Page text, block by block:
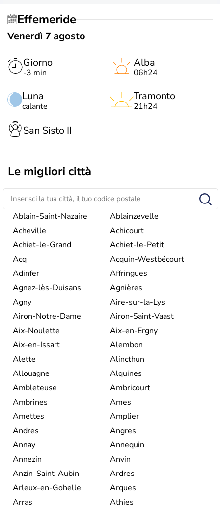
Effemeride
Venerdì 7 agosto
Giorno
-3 min
Luna
calante
Alba
06h24
Tramonto
21h24
San Sisto II
Le migliori città
Ablain-Saint-Nazaire
Ablainzevelle
Acheville
Achicourt
Achiet-le-Grand
Achiet-le-Petit
Acq
Acquin-Westbécourt
Adinfer
Affringues
Agnez-lès-Duisans
Agnières
Agny
Aire-sur-la-Lys
Airon-Notre-Dame
Airon-Saint-Vaast
Aix-Noulette
Aix-en-Ergny
Aix-en-Issart
Alembon
Alette
Alincthun
Allouagne
Alquines
Ambleteuse
Ambricourt
Ambrines
Ames
Amettes
Amplier
Andres
Angres
Annay
Annequin
Annezin
Anvin
Anzin-Saint-Aubin
Ardres
Arleux-en-Gohelle
Arques
Arras
Athies